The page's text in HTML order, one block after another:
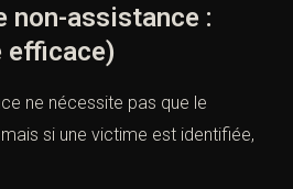
non-assistance :
efficace)
ne nécessite pas que le
mais si une victime est identifiée,